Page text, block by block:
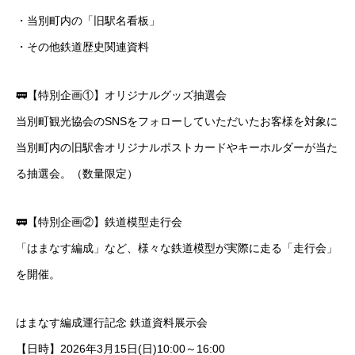
・当別町内の「旧駅名看板」
・その他鉄道歴史関連資料
🚃【特別企画①】オリジナルグッズ抽選会
当別町観光協会のSNSをフォローしていただいたお客様を対象に
当別町内の旧駅舎オリジナルポストカードやキーホルダーが当た
る抽選会。（数量限定）
🚃【特別企画②】鉄道模型走行会
「はまなす編成」など、様々な鉄道模型が実際に走る「走行会」
を開催。
はまなす編成運行記念 鉄道資料展示会
【日時】2026年3月15日(日)10:00～16:00